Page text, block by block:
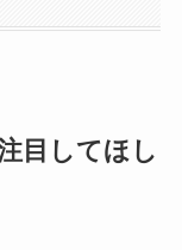
目してほし